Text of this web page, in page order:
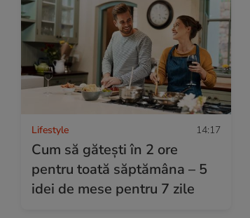
Lifestyle 14:17
Cum să gătești în 2 ore
pentru toată săptămâna – 5
idei de mese pentru 7 zile